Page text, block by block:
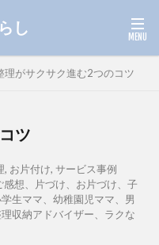
し
理がサクサク進む2つのコツ
ツ
, お片付け, サービス事例
想、片づけ、お片づけ、子
生ママ、幼稚園児ママ、男
収納アドバイザー、ラクな